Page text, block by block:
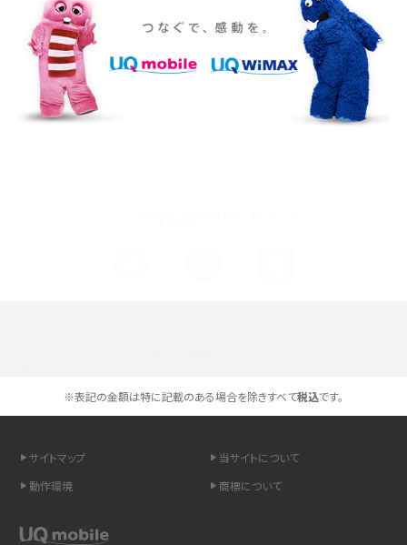
iPhone 16eとiPhone 14を徹底比較！スペック・機能の違いをわかりやすく紹介
iPhone 16シリーズのモデルを比較！価格・サイズ・カメラ性能の違いを徹底解説
iPhone 16とiPhone 15の違いは？カメラ・スペック・機能を徹底比較
LINEの引き継ぎ方法は？対象データや事前準備・条件・注意点などを解説
LINEの通知がこない時の原因と対処法9選！設定の確認手順も解説
※表記の金額は特に記載のある場合を除きすべて税込です。
サイトマップ
当サイトについて
動作環境
商標について